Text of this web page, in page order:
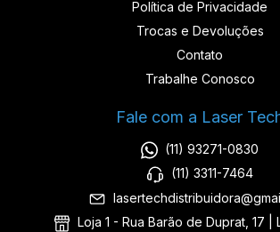
Política de Privacidade
Trocas e Devoluções
Contato
Trabalhe Conosco
Fale com a Laser
(11) 93271-0830
(11) 3311-7464
Loja 1 - Rua Barão de Duprat, 17 |